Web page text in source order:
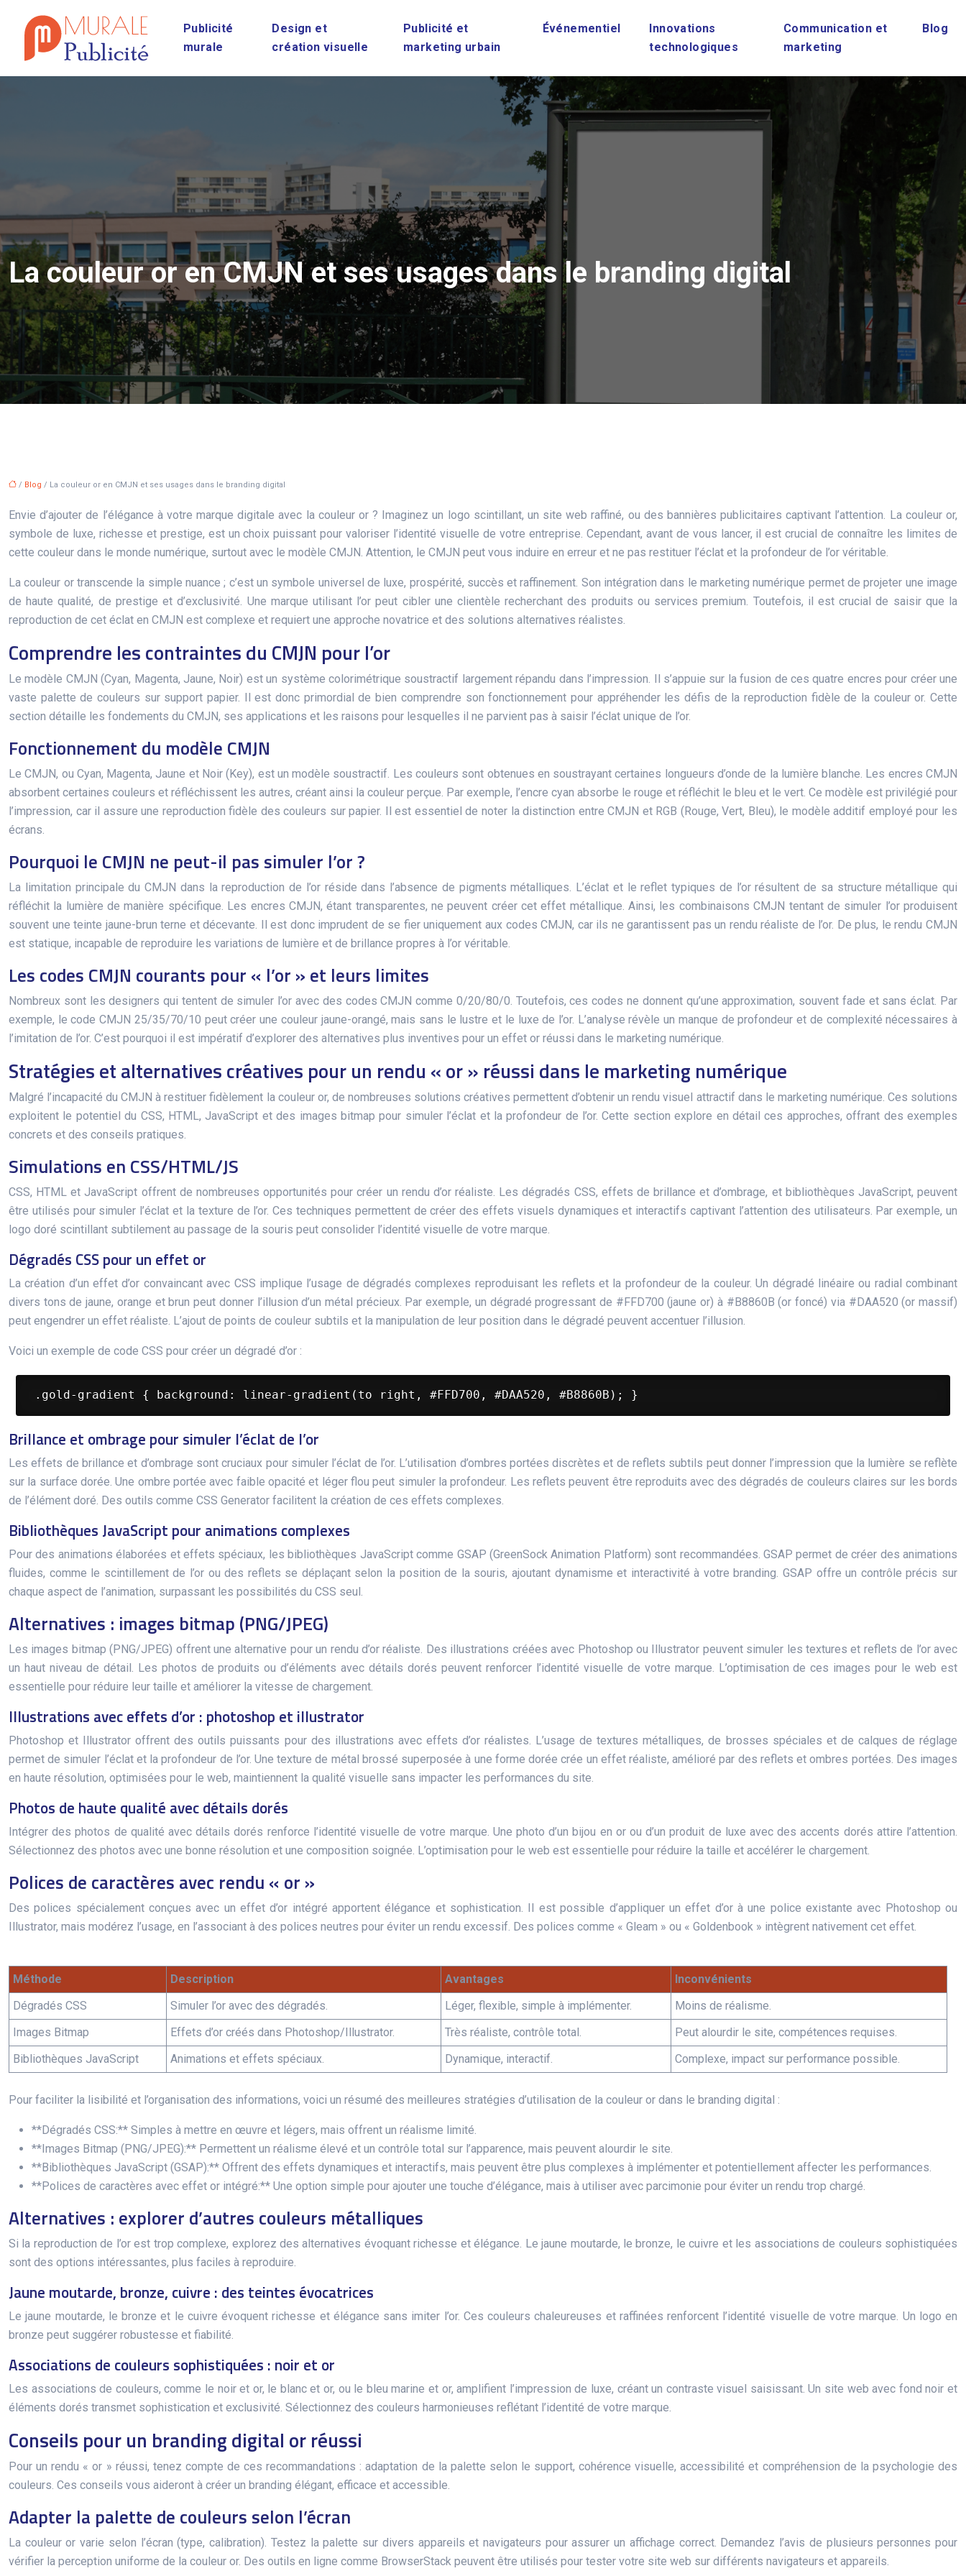
Publicité
murale
Design et
création visuelle
Publicité et
marketing urbain
Événementiel
Innovations
technologiques
Communication et
marketing
Blog
La couleur or en CMJN et ses usages dans le branding digital
/ Blog / La couleur or en CMJN et ses usages dans le branding digital
Envie d’ajouter de l’élégance à votre marque digitale avec la couleur or ? Imaginez un logo scintillant, un site web raffiné, ou des bannières publicitaires captivant l’attention. La couleur or,
symbole de luxe, richesse et prestige, est un choix puissant pour valoriser l’identité visuelle de votre entreprise. Cependant, avant de vous lancer, il est crucial de connaître les limites de
cette couleur dans le monde numérique, surtout avec le modèle CMJN. Attention, le CMJN peut vous induire en erreur et ne pas restituer l’éclat et la profondeur de l’or véritable.
La couleur or transcende la simple nuance ; c’est un symbole universel de luxe, prospérité, succès et raffinement. Son intégration dans le marketing numérique permet de projeter une image
de haute qualité, de prestige et d’exclusivité. Une marque utilisant l’or peut cibler une clientèle recherchant des produits ou services premium. Toutefois, il est crucial de saisir que la
reproduction de cet éclat en CMJN est complexe et requiert une approche novatrice et des solutions alternatives réalistes.
Comprendre les contraintes du CMJN pour l’or
Le modèle CMJN (Cyan, Magenta, Jaune, Noir) est un système colorimétrique soustractif largement répandu dans l’impression. Il s’appuie sur la fusion de ces quatre encres pour créer une
vaste palette de couleurs sur support papier. Il est donc primordial de bien comprendre son fonctionnement pour appréhender les défis de la reproduction fidèle de la couleur or. Cette
section détaille les fondements du CMJN, ses applications et les raisons pour lesquelles il ne parvient pas à saisir l’éclat unique de l’or.
Fonctionnement du modèle CMJN
Le CMJN, ou Cyan, Magenta, Jaune et Noir (Key), est un modèle soustractif. Les couleurs sont obtenues en soustrayant certaines longueurs d’onde de la lumière blanche. Les encres CMJN
absorbent certaines couleurs et réfléchissent les autres, créant ainsi la couleur perçue. Par exemple, l’encre cyan absorbe le rouge et réfléchit le bleu et le vert. Ce modèle est privilégié pour
l’impression, car il assure une reproduction fidèle des couleurs sur papier. Il est essentiel de noter la distinction entre CMJN et RGB (Rouge, Vert, Bleu), le modèle additif employé pour les
écrans.
Pourquoi le CMJN ne peut-il pas simuler l’or ?
La limitation principale du CMJN dans la reproduction de l’or réside dans l’absence de pigments métalliques. L’éclat et le reflet typiques de l’or résultent de sa structure métallique qui
réfléchit la lumière de manière spécifique. Les encres CMJN, étant transparentes, ne peuvent créer cet effet métallique. Ainsi, les combinaisons CMJN tentant de simuler l’or produisent
souvent une teinte jaune-brun terne et décevante. Il est donc imprudent de se fier uniquement aux codes CMJN, car ils ne garantissent pas un rendu réaliste de l’or. De plus, le rendu CMJN
est statique, incapable de reproduire les variations de lumière et de brillance propres à l’or véritable.
Les codes CMJN courants pour « l’or » et leurs limites
Nombreux sont les designers qui tentent de simuler l’or avec des codes CMJN comme 0/20/80/0. Toutefois, ces codes ne donnent qu’une approximation, souvent fade et sans éclat. Par
exemple, le code CMJN 25/35/70/10 peut créer une couleur jaune-orangé, mais sans le lustre et le luxe de l’or. L’analyse révèle un manque de profondeur et de complexité nécessaires à
l’imitation de l’or. C’est pourquoi il est impératif d’explorer des alternatives plus inventives pour un effet or réussi dans le marketing numérique.
Stratégies et alternatives créatives pour un rendu « or » réussi dans le marketing numérique
Malgré l’incapacité du CMJN à restituer fidèlement la couleur or, de nombreuses solutions créatives permettent d’obtenir un rendu visuel attractif dans le marketing numérique. Ces solutions
exploitent le potentiel du CSS, HTML, JavaScript et des images bitmap pour simuler l’éclat et la profondeur de l’or. Cette section explore en détail ces approches, offrant des exemples
concrets et des conseils pratiques.
Simulations en CSS/HTML/JS
CSS, HTML et JavaScript offrent de nombreuses opportunités pour créer un rendu d’or réaliste. Les dégradés CSS, effets de brillance et d’ombrage, et bibliothèques JavaScript, peuvent
être utilisés pour simuler l’éclat et la texture de l’or. Ces techniques permettent de créer des effets visuels dynamiques et interactifs captivant l’attention des utilisateurs. Par exemple, un
logo doré scintillant subtilement au passage de la souris peut consolider l’identité visuelle de votre marque.
Dégradés CSS pour un effet or
La création d’un effet d’or convaincant avec CSS implique l’usage de dégradés complexes reproduisant les reflets et la profondeur de la couleur. Un dégradé linéaire ou radial combinant
divers tons de jaune, orange et brun peut donner l’illusion d’un métal précieux. Par exemple, un dégradé progressant de #FFD700 (jaune or) à #B8860B (or foncé) via #DAA520 (or massif)
peut engendrer un effet réaliste. L’ajout de points de couleur subtils et la manipulation de leur position dans le dégradé peuvent accentuer l’illusion.
Voici un exemple de code CSS pour créer un dégradé d’or :
.gold-gradient { background: linear-gradient(to right, #FFD700, #DAA520, #B8860B); }
Brillance et ombrage pour simuler l’éclat de l’or
Les effets de brillance et d’ombrage sont cruciaux pour simuler l’éclat de l’or. L’utilisation d’ombres portées discrètes et de reflets subtils peut donner l’impression que la lumière se reflète
sur la surface dorée. Une ombre portée avec faible opacité et léger flou peut simuler la profondeur. Les reflets peuvent être reproduits avec des dégradés de couleurs claires sur les bords
de l’élément doré. Des outils comme CSS Generator facilitent la création de ces effets complexes.
Bibliothèques JavaScript pour animations complexes
Pour des animations élaborées et effets spéciaux, les bibliothèques JavaScript comme GSAP (GreenSock Animation Platform) sont recommandées. GSAP permet de créer des animations
fluides, comme le scintillement de l’or ou des reflets se déplaçant selon la position de la souris, ajoutant dynamisme et interactivité à votre branding. GSAP offre un contrôle précis sur
chaque aspect de l’animation, surpassant les possibilités du CSS seul.
Alternatives : images bitmap (PNG/JPEG)
Les images bitmap (PNG/JPEG) offrent une alternative pour un rendu d’or réaliste. Des illustrations créées avec Photoshop ou Illustrator peuvent simuler les textures et reflets de l’or avec
un haut niveau de détail. Les photos de produits ou d’éléments avec détails dorés peuvent renforcer l’identité visuelle de votre marque. L’optimisation de ces images pour le web est
essentielle pour réduire leur taille et améliorer la vitesse de chargement.
Illustrations avec effets d’or : photoshop et illustrator
Photoshop et Illustrator offrent des outils puissants pour des illustrations avec effets d’or réalistes. L’usage de textures métalliques, de brosses spéciales et de calques de réglage
permet de simuler l’éclat et la profondeur de l’or. Une texture de métal brossé superposée à une forme dorée crée un effet réaliste, amélioré par des reflets et ombres portées. Des images
en haute résolution, optimisées pour le web, maintiennent la qualité visuelle sans impacter les performances du site.
Photos de haute qualité avec détails dorés
Intégrer des photos de qualité avec détails dorés renforce l’identité visuelle de votre marque. Une photo d’un bijou en or ou d’un produit de luxe avec des accents dorés attire l’attention.
Sélectionnez des photos avec une bonne résolution et une composition soignée. L’optimisation pour le web est essentielle pour réduire la taille et accélérer le chargement.
Polices de caractères avec rendu « or »
Des polices spécialement conçues avec un effet d’or intégré apportent élégance et sophistication. Il est possible d’appliquer un effet d’or à une police existante avec Photoshop ou
Illustrator, mais modérez l’usage, en l’associant à des polices neutres pour éviter un rendu excessif. Des polices comme « Gleam » ou « Goldenbook » intègrent nativement cet effet.
Méthode Description Avantages
Inconvénients
Dégradés CSS
Simuler l’or avec des dégradés. Léger, flexible, simple à implémenter.
Moins de réalisme.
Images Bitmap
Effets d’or créés dans Photoshop/Illustrator. Très réaliste, contrôle total.
Peut alourdir le site, compétences requises.
Bibliothèques JavaScript
Animations et effets spéciaux. Dynamique, interactif. Complexe, impact sur performance possible.
Pour faciliter la lisibilité et l’organisation des informations, voici un résumé des meilleures stratégies d’utilisation de la couleur or dans le branding digital :
**Dégradés CSS:** Simples à mettre en œuvre et légers, mais offrent un réalisme limité.
**Images Bitmap (PNG/JPEG):** Permettent un réalisme élevé et un contrôle total sur l’apparence, mais peuvent alourdir le site.
**Bibliothèques JavaScript (GSAP):** Offrent des effets dynamiques et interactifs, mais peuvent être plus complexes à implémenter et potentiellement affecter les performances.
**Polices de caractères avec effet or intégré:** Une option simple pour ajouter une touche d’élégance, mais à utiliser avec parcimonie pour éviter un rendu trop chargé.
Alternatives : explorer d’autres couleurs métalliques
Si la reproduction de l’or est trop complexe, explorez des alternatives évoquant richesse et élégance. Le jaune moutarde, le bronze, le cuivre et les associations de couleurs sophistiquées
sont des options intéressantes, plus faciles à reproduire.
Jaune moutarde, bronze, cuivre : des teintes évocatrices
Le jaune moutarde, le bronze et le cuivre évoquent richesse et élégance sans imiter l’or. Ces couleurs chaleureuses et raffinées renforcent l’identité visuelle de votre marque. Un logo en
bronze peut suggérer robustesse et fiabilité.
Associations de couleurs sophistiquées : noir et or
Les associations de couleurs, comme le noir et or, le blanc et or, ou le bleu marine et or, amplifient l’impression de luxe, créant un contraste visuel saisissant. Un site web avec fond noir et
éléments dorés transmet sophistication et exclusivité. Sélectionnez des couleurs harmonieuses reflétant l’identité de votre marque.
Conseils pour un branding digital or réussi
Pour un rendu « or » réussi, tenez compte de ces recommandations : adaptation de la palette selon le support, cohérence visuelle, accessibilité et compréhension de la psychologie des
couleurs. Ces conseils vous aideront à créer un branding élégant, efficace et accessible.
Adapter la palette de couleurs selon l’écran
La couleur or varie selon l’écran (type, calibration). Testez la palette sur divers appareils et navigateurs pour assurer un affichage correct. Demandez l’avis de plusieurs personnes pour
vérifier la perception uniforme de la couleur or. Des outils en ligne comme BrowserStack peuvent être utilisés pour tester votre site web sur différents navigateurs et appareils.